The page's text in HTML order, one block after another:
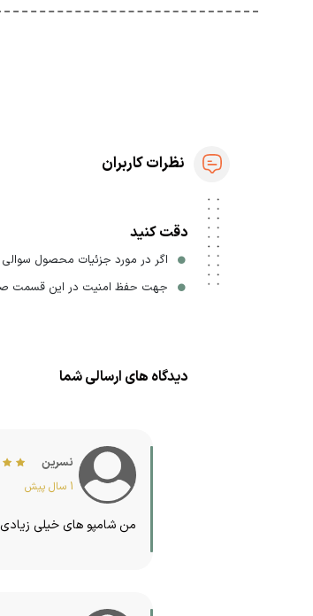
نظرات کاربران
دقت کنید
اگر در مورد جزئیات محصول سوالی
جهت حفظ امنیت در این قسمت
دیدگاه های ارسالی شما
نسرین
1 سال پیش
من شامپو های خیلی